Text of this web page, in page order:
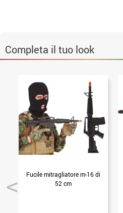
Completa il tuo look
Fucile mitragliatore m-16 di
52 cm